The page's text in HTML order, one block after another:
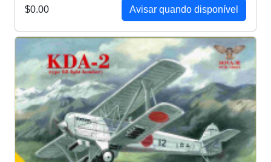
$0.00
Avisar quando disponível